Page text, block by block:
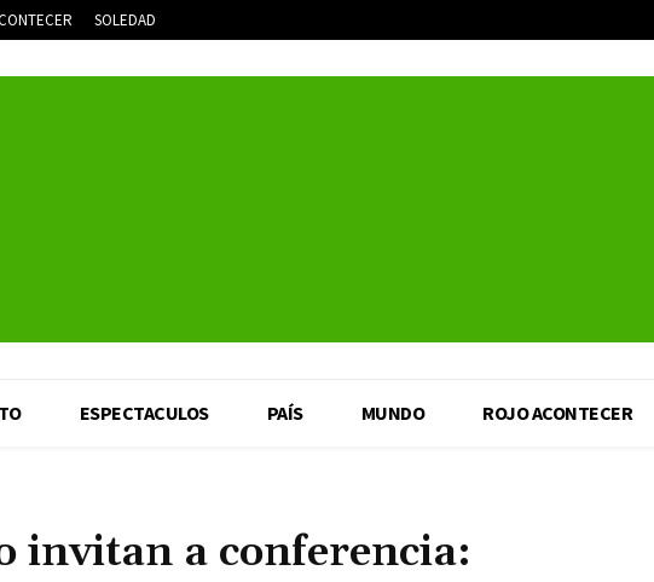
SOLEDAD
ESPECTACULOS PAÍS MUNDO ROJO ACONTECER
invitan a conferencia: